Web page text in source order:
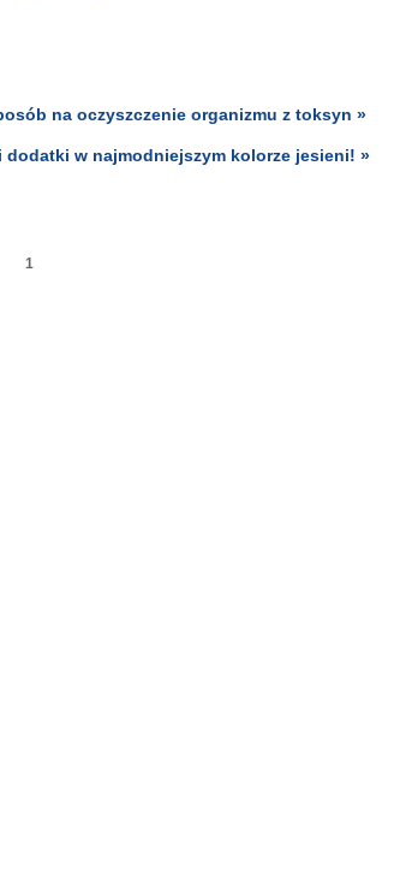
na oczyszczenie organizmu z toksyn »
dodatki w najmodniejszym kolorze jesieni! »
1